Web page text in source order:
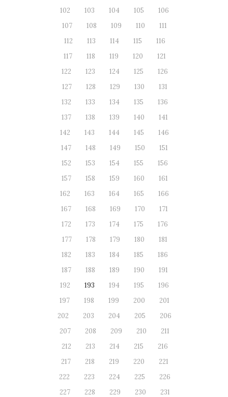
102
103 104 105
106
107
108 109 110
111
112
113 114 115
116
117
118 119 120
121
122
123 124 125
126
127
128 129 130
131
132
133 134 135
136
137
138 139 140
141
142
143 144 145
146
147
148 149 150
151
152
153 154 155
156
157
158 159 160
161
162
163 164 165
166
167
168 169 170
171
172
173 174 175
176
177
178 179 180
181
182
183 184 185
186
187
188 189 190
191
192
193 194 195
196
197
198 199 200
201
202
203 204 205
206
207
208 209 210
211
212
213 214 215
216
217
218 219 220
221
222
223 224 225
226
227
228 229 230
231